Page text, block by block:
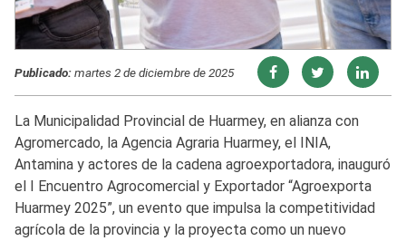
Publicado:martes 2 de diciembre de 2025
La Municipalidad Provincial de Huarmey, en alianza con
Agromercado, la Agencia Agraria Huarmey, el INIA,
Antamina y actores de la cadena agroexportadora, inauguró
el I Encuentro Agrocomercial y Exportador “Agroexporta
Huarmey 2025”, un evento que impulsa la competitividad
agrícola de la provincia y la proyecta como un nuevo